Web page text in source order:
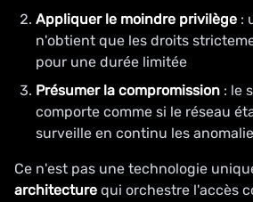
Appliquer le moindre privilège :
n'obtient que les droits
pour une durée limitée
Présumer la compromission : le
comporte comme si le réseau
surveille en continu les
Ce n'est pas une technologie
architecture qui orchestre l'accès